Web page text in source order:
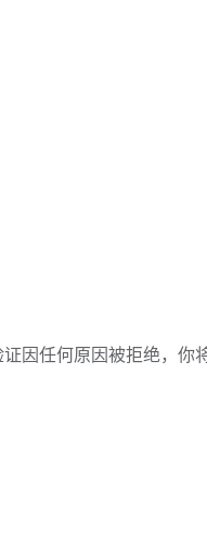
因任何原因被拒绝，你